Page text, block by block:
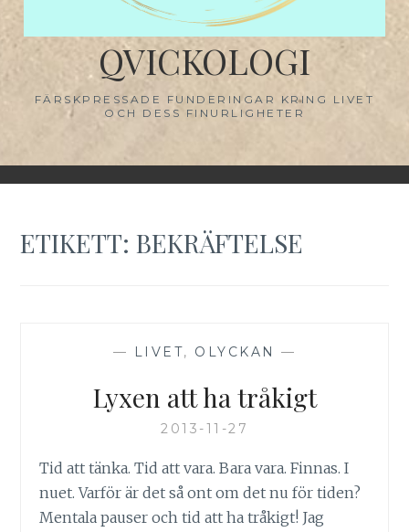
QVICKOLOGI
FÄRSKPRESSADE FUNDERINGAR KRING LIVET
OCH DESS FINURLIGHETER
ETIKETT:BEKRÄFTELSE
— LIVET, OLYCKAN —
Lyxen att ha tråkigt
2013-11-27
Tid att tänka. Tid att vara. Bara vara. Finnas. I
nuet. Varför är det så ont om det nu för tiden?
Mentala pauser och tid att ha tråkigt! Jag